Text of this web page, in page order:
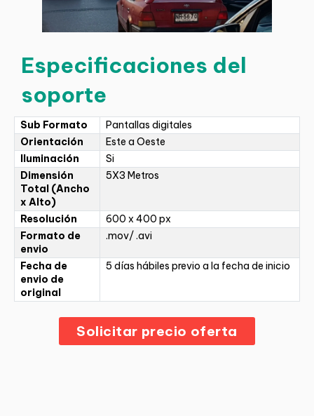
Especificaciones del
soporte
Sub Formato
Pantallas digitales
Orientación
Este a Oeste
Iluminación
Si
Dimensión
Total (Ancho
x Alto)
5X3 Metros
Resolución
600 x 400 px
Formato de
envio
.mov/ .avi
Fecha de
envio de
original
5 días hábiles previo a la fecha de inicio
Solicitar precio oferta